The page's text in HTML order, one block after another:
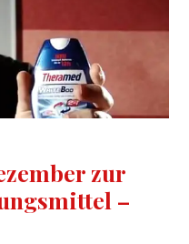
zur
–